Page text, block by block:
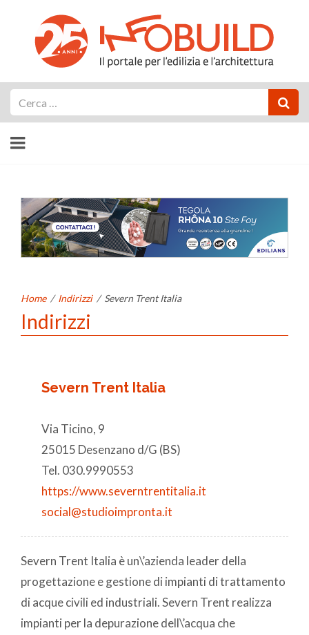
Home / Indirizzi / Severn Trent Italia
Indirizzi
Severn Trent Italia
Via Ticino, 9
25015 Desenzano d/G (BS)
Tel. 030.9990553
https://www.severntrentitalia.it
social@studioimpronta.it
Severn Trent Italia è un\’azienda leader della
progettazione e gestione di impianti di trattamento
di acque civili ed industriali. Severn Trent realizza
impianti per la depurazione dell\’acqua che